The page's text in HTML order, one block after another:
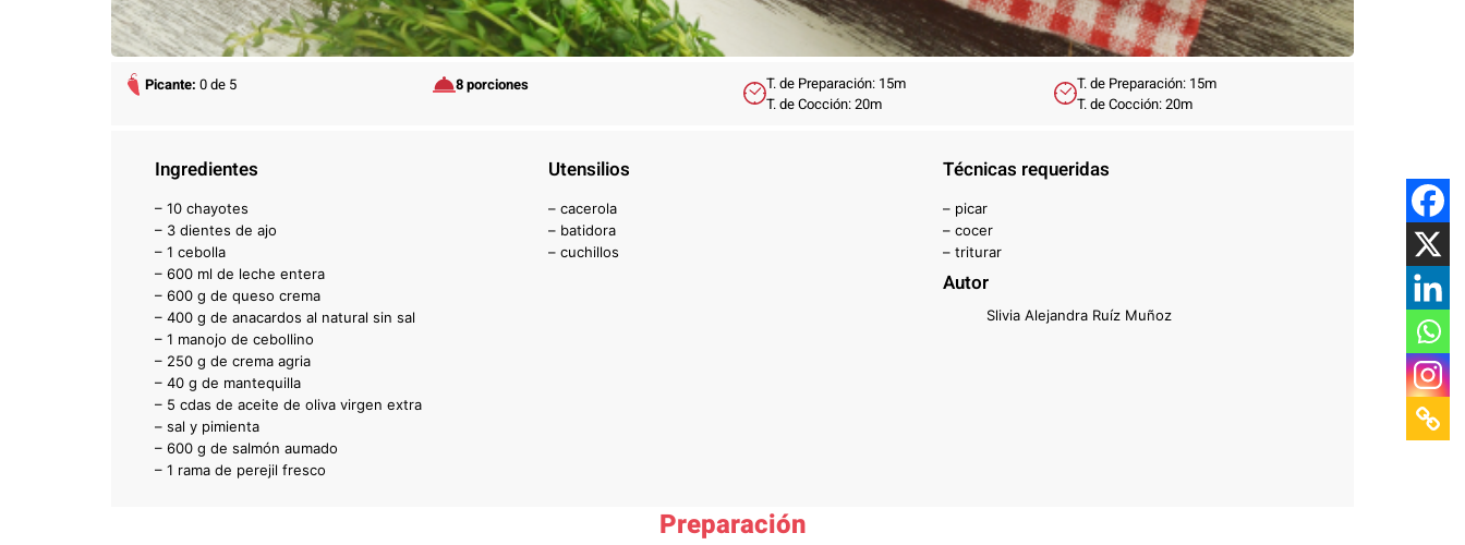
Picante: 0 de 5 8 porciones
T. de Preparación: 15m
T. de Cocción: 20m
T. de Preparación: 15m
T. de Cocción: 20m
Ingredientes
– 10 chayotes
– 3 dientes de ajo
– 1 cebolla
– 600 ml de leche entera
– 600 g de queso crema
– 400 g de anacardos al natural sin sal
– 1 manojo de cebollino
– 250 g de crema agria
– 40 g de mantequilla
– 5 cdas de aceite de oliva virgen extra
– sal y pimienta
– 600 g de salmón aumado
– 1 rama de perejil fresco
Utensilios
– cacerola
– batidora
– cuchillos
Técnicas requeridas
– picar
– cocer
– triturar
Autor
Slivia Alejandra Ruíz Muñoz
Preparación